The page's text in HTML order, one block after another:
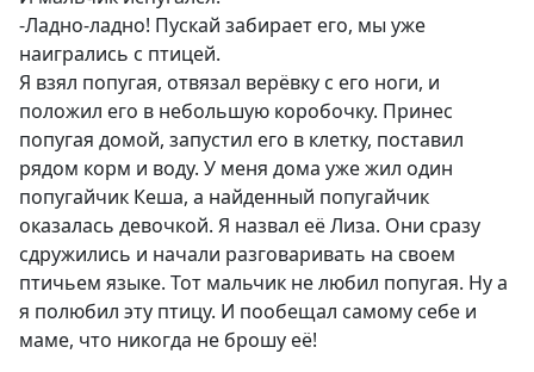
-Ладно-ладно! Пускай забирает его, мы уже
наигрались с птицей.
Я взял попугая, отвязал верёвку с его ноги, и
положил его в небольшую коробочку. Принес
попугая домой, запустил его в клетку, поставил
рядом корм и воду. У меня дома уже жил один
попугайчик Кеша, а найденный попугайчик
оказалась девочкой. Я назвал её Лиза. Они сразу
сдружились и начали разговаривать на своем
птичьем языке. Тот мальчик не любил попугая. Ну а
я полюбил эту птицу. И пообещал самому себе и
маме, что никогда не брошу её!